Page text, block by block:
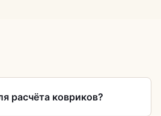
расчёта ковриков?